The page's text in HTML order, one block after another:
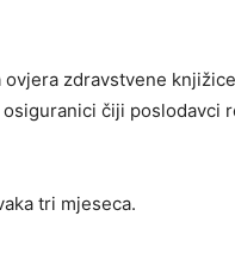
ovjera zdravstvene
čiji poslodavci
tri mjeseca.